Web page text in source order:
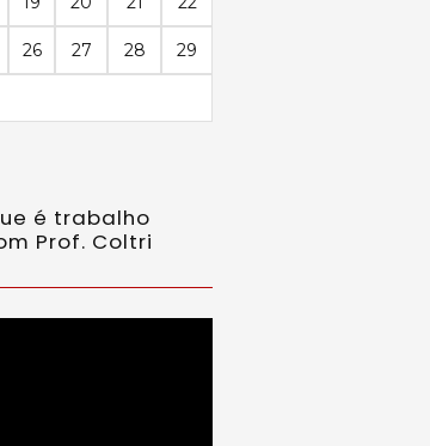
26 27 28 29
é trabalho
Prof. Coltri